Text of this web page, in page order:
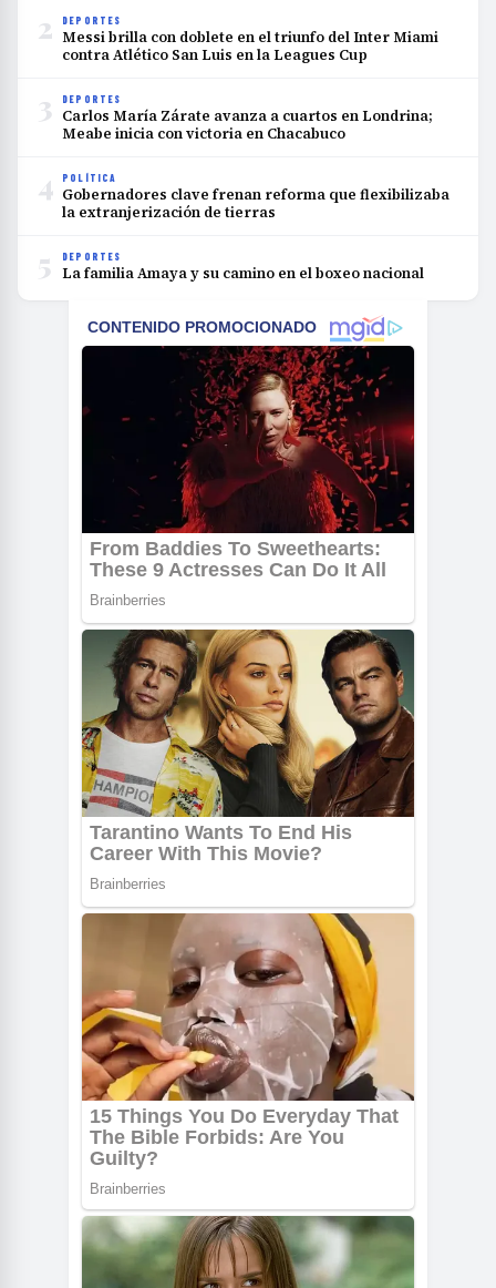
2 DEPORTES
Messi brilla con doblete en el triunfo del Inter Miami
contra Atlético San Luis en la Leagues Cup
3 DEPORTES
Carlos María Zárate avanza a cuartos en Londrina;
Meabe inicia con victoria en Chacabuco
4 POLÍTICA
Gobernadores clave frenan reforma que flexibilizaba
la extranjerización de tierras
5 DEPORTES
La familia Amaya y su camino en el boxeo nacional